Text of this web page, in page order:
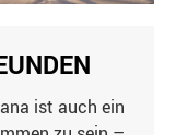
ist auch ein